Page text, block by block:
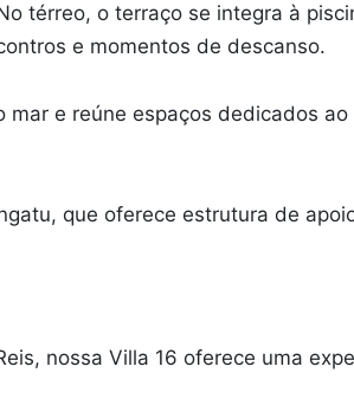
térreo, o terraço se integra à
e momentos de descanso.
e reúne espaços dedicados
que oferece estrutura de
nossa Villa 16 oferece uma